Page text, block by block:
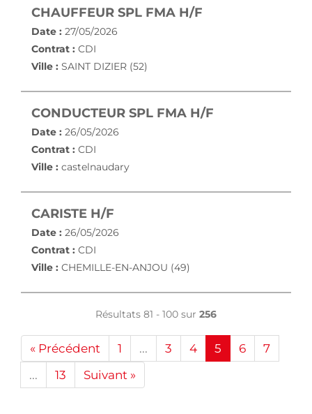
CHAUFFEUR SPL FMA H/F
Date : 27/05/2026
Contrat : CDI
Ville : SAINT DIZIER (52)
CONDUCTEUR SPL FMA H/F
Date : 26/05/2026
Contrat : CDI
Ville : castelnaudary
CARISTE H/F
Date : 26/05/2026
Contrat : CDI
Ville : CHEMILLE-EN-ANJOU (49)
Résultats 81 - 100 sur 256
« Précédent 1 ... 3 4 5 6
7
...
13 Suivant »